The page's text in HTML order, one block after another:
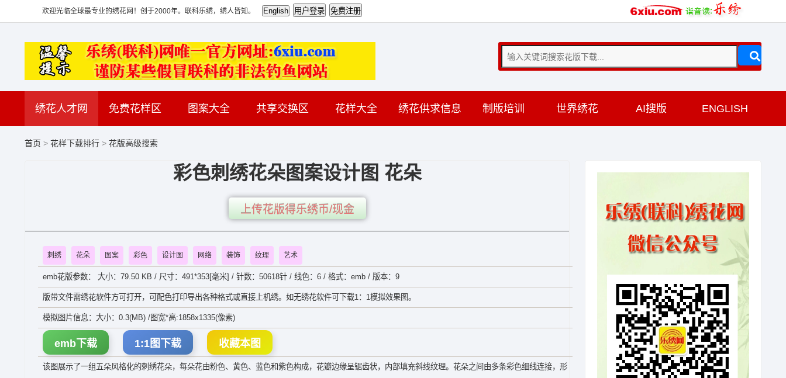
欢迎光临全球最专业的绣花网！创于2000年。联科乐绣，绣人皆知。
绣花人才网 免费花样区 图案大全 共享交换区 花样大全 绣花供求信息 制版培训 世界绣花 AI搜版 ENGLISH
首页 > 花样下载排行 > 花版高级搜索
彩色刺绣花朵图案设计图 花朵
上传花版得乐绣币/现金
刺绣 花朵 图案 彩色 设计图 网络 装饰 纹理 艺术
emb花版参数： 大小：79.50 KB / 尺寸：491*353[毫米] / 针数：50618针 / 线色：6 / 格式：emb / 版本：9
版带文件需绣花软件方可打开，可配色打印导出各种格式或直接上机绣。如无绣花软件可下载1：1模拟效果图。
模拟图片信息：大小：0.3(MB) /图宽*高:1858x1335(像素)
emb下载 1:1图下载 收藏本图
该图展示了一组五朵风格化的刺绣花朵，每朵花由粉色、黄色、蓝色和紫色构成，花瓣边缘呈锯齿状，内部填充斜线纹理。花朵之间由多条彩色细线连接，形